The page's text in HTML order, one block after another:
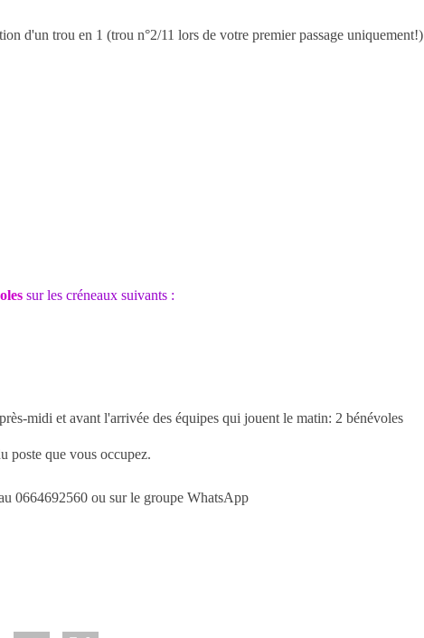
d'un trou en 1 (trou n°2/11 lors de votre premier passage uniquement!)
sur les créneaux suivants :
midi et avant l'arrivée des équipes qui jouent le matin: 2 bénévoles
poste que vous occupez.
0664692560 ou sur le groupe WhatsApp